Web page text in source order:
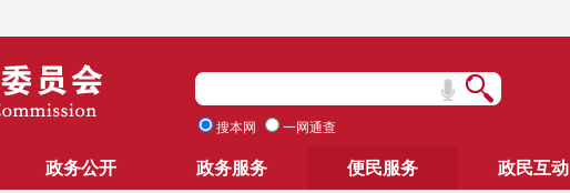
搜本网 一网通查
政务公开 政务服务 便民服务 政民互动